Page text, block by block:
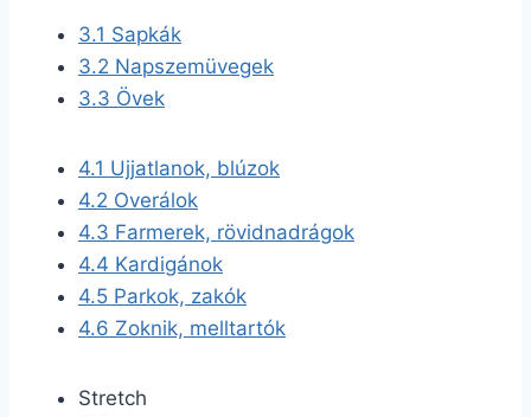
3.1 Sapkák
3.2 Napszemüvegek
3.3 Övek
4.1 Ujjatlanok, blúzok
4.2 Overálok
4.3 Farmerek, rövidnadrágok
4.4 Kardigánok
4.5 Parkok, zakók
4.6 Zoknik, melltartók
Stretch